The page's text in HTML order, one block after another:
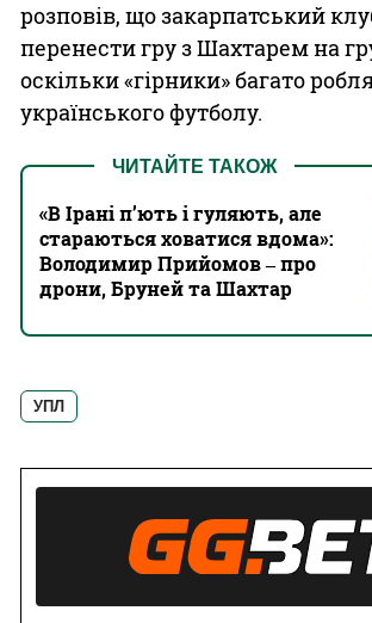
розповів, що закарпатський
перенести гру з Шахтарем на
оскільки «гірники» багато
українського футболу.
ЧИТАЙТЕ ТАКОЖ
«В Ірані п’ють і гуляють, але
стараються ховатися вдома»:
Володимир Прийомов ‒ про
дрони, Бруней та Шахтар
УПЛ